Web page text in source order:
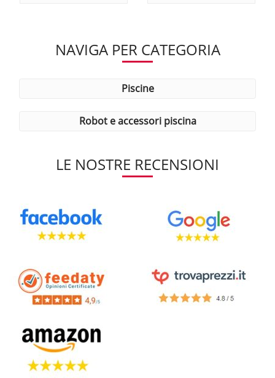
NAVIGA PER CATEGORIA
piscine
robot e accessori piscina
LE NOSTRE RECENSIONI